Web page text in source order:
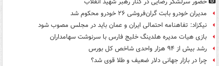
مدیران خودرو بابت گران‌فروشی ۲۶ خودرو محکوم شد
نیکزاد: تفاهنامه احتمالی ایران و عمان باید در مجلس مصوب شود
بازی هیات مدیره هلدینگ خلیج فارس با سرنوشت سهامداران
رشد بیش از ۹۴ هزار واحدی شاخص کل بورس
چرا در بازار جهانی دلار ضعیف و طلا قوی شد؟